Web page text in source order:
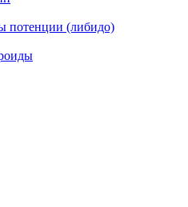
потенции (либидо)